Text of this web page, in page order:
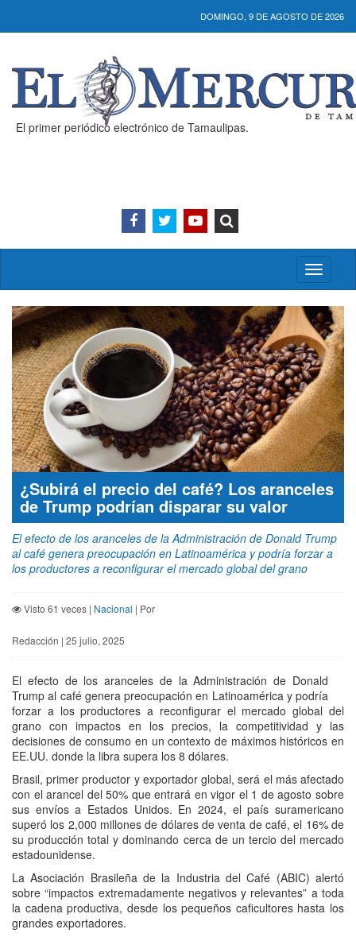
DOMINGO, 9 DE AGOSTO DE 2026
El primer periódico electrónico de Tamaulipas.
Activar/
menú
¿Subirá el precio del café? Los aranceles
de Trump podrían disparar su valor
El efecto de los aranceles de la Administración de Donald Trump
al café genera preocupación en Latinoamérica y podría forzar a
los productores a reconfigurar el mercado global del grano
Visto 61 veces | Nacional | Por
Redacción | 25 julio, 2025
El efecto de los aranceles de la Administración de Donald
Trump al café genera preocupación en Latinoamérica y podría
forzar a los productores a reconfigurar el mercado global del
grano con impactos en los precios, la competitividad y las
decisiones de consumo en un contexto de máximos históricos en
EE.UU. donde la libra supera los 8 dólares.
Brasil, primer productor y exportador global, será el más afectado
con el arancel del 50% que entrará en vigor el 1 de agosto sobre
sus envíos a Estados Unidos. En 2024, el país suramericano
superó los 2,000 millones de dólares de venta de café, el 16% de
su producción total y dominando cerca de un tercio del mercado
estadounidense.
La Asociación Brasileña de la Industria del Café (ABIC) alertó
sobre “impactos extremadamente negativos y relevantes” a toda
la cadena productiva, desde los pequeños caficultores hasta los
grandes exportadores.